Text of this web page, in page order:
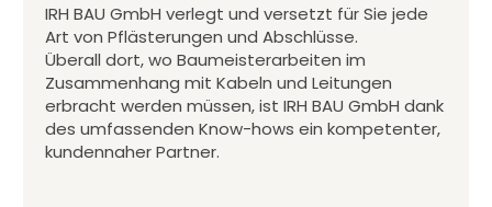
IRH BAU GmbH verlegt und versetzt für Sie jede
Art von Pflästerungen und Abschlüsse.
Überall dort, wo Baumeisterarbeiten im
Zusammenhang mit Kabeln und Leitungen
erbracht werden müssen, ist IRH BAU GmbH dank
des umfassenden Know-hows ein kompetenter,
kundennaher Partner.